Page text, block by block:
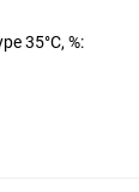
35°C, %: